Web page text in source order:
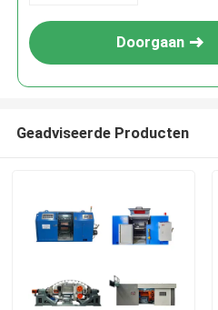
Doorgaan
Geadviseerde Producten